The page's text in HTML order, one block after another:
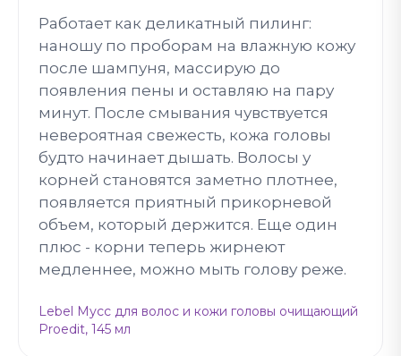
Работает как деликатный пилинг:
наношу по проборам на влажную кожу
после шампуня, массирую до
появления пены и оставляю на пару
минут. После смывания чувствуется
невероятная свежесть, кожа головы
будто начинает дышать. Волосы у
корней становятся заметно плотнее,
появляется приятный прикорневой
объем, который держится. Еще один
плюс - корни теперь жирнеют
медленнее, можно мыть голову реже.
Lebel Мусс для волос и кожи головы очищающий
Proedit, 145 мл